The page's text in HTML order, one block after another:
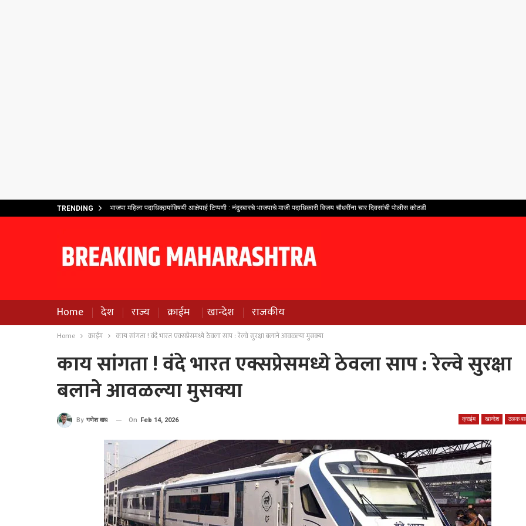
TRENDING भाजपा महिला पदाधिकार्‍यांविषयी आक्षेपार्ह टिप्पणी : नंदुरबारचे भाजपाचे माजी पदाधिकारी विजय चौधरींना चार दिवसांची पोलीस कोठडी
Home देश राज्य क्राईम खान्देश राजकीय
Home क्राईम काय सांगता ! वंदे भारत एक्सप्रेसमध्ये ठेवला साप : रेल्वे सुरक्षा बलाने आवळल्या मुसक्या
काय सांगता ! वंदे भारत एक्सप्रेसमध्ये ठेवला साप : रेल्वे सुरक्षा
बलाने आवळल्या मुसक्या
क्राईम खान्देश ठळक
By गणेश वाघ On Feb 14, 2026